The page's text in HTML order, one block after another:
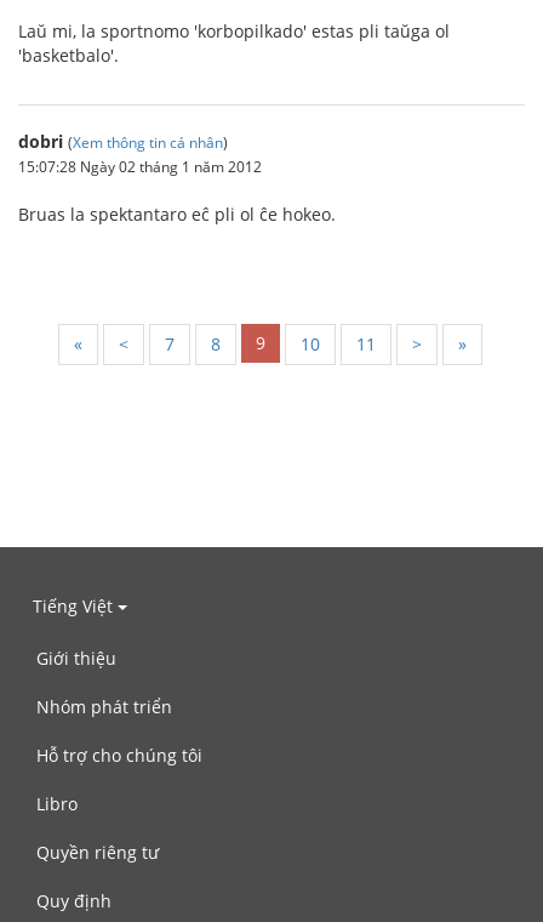
Laŭ mi, la sportnomo 'korbopilkado' estas pli taŭga ol
'basketbalo'.
dobri (Xem thông tin cá nhân)
15:07:28 Ngày 02 tháng 1 năm 2012
Bruas la spektantaro eĉ pli ol ĉe hokeo.
« < 7 8 9 10 11 > »
Tiếng Việt
Giới thiệu
Nhóm phát triển
Hỗ trợ cho chúng tôi
Libro
Quyền riêng tư
Quy định